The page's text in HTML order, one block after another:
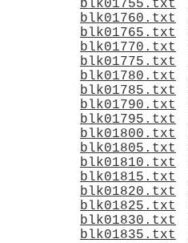
blk01755.txt
blk01760.txt
blk01765.txt
blk01770.txt
blk01775.txt
blk01780.txt
blk01785.txt
blk01790.txt
blk01795.txt
blk01800.txt
blk01805.txt
blk01810.txt
blk01815.txt
blk01820.txt
blk01825.txt
blk01830.txt
blk01835.txt